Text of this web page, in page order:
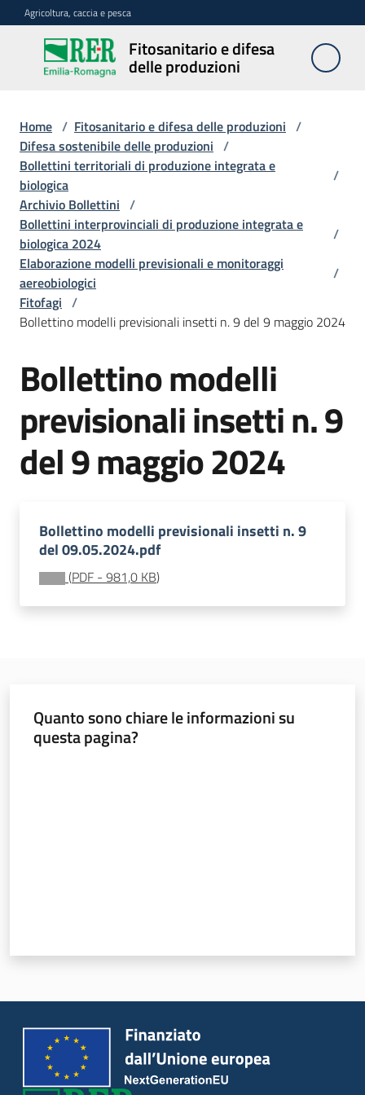
Vai al contenuto
Vai alla navigazione
Vai al footer
Agricoltura, caccia e pesca
Fitosanitario e difesa
delle produzioni
Fitosanitario
e difesa
produzioni
Avversità
delle
piante
Sorveglianza
sostenibile
Vivaismo
e
sementi
Import-
Agricoltura,
caccia e
Argomenti
Home / Fitosanitario e difesa delle produzioni /
Difesa sostenibile delle produzioni /
Bollettini territoriali di produzione integrata e
biologica
/
Archivio Bollettini /
Bollettini interprovinciali di produzione integrata e
biologica 2024
/
Elaborazione modelli previsionali e monitoraggi
aereobiologici
/
Fitofagi /
Bollettino modelli previsionali insetti n. 9 del 9 maggio 2024
Bollettino modelli
previsionali insetti n. 9
del 9 maggio 2024
Bollettino modelli previsionali insetti n. 9
del 09.05.2024.pdf
(PDF - 981,0 KB)
Quanto sono chiare le informazioni su
questa pagina?